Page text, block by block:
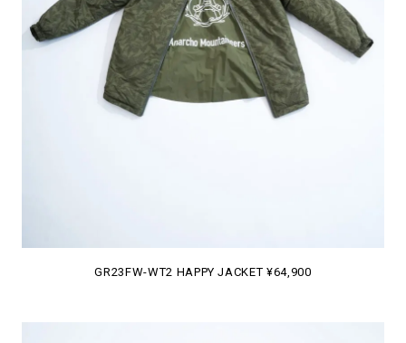
GR23FW-WT2 HAPPY JACKET ¥64,900